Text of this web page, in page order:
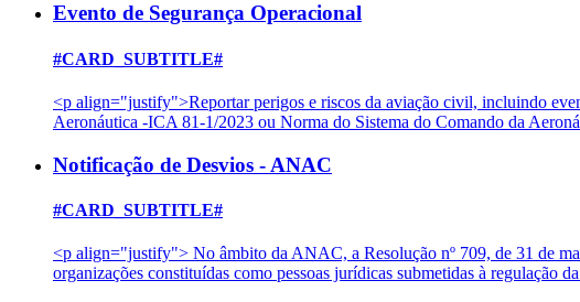
Evento de Segurança Operacional
#CARD_SUBTITLE#
<p align="justify">Reportar perigos e riscos da aviação civil, incluindo
Aeronáutica -ICA 81-1/2023 ou Norma do Sistema do Comando da
Notificação de Desvios - ANAC
#CARD_SUBTITLE#
<p align="justify"> No âmbito da ANAC, a Resolução nº 709, de 31 de
organizações constituídas como pessoas jurídicas submetidas à regulação